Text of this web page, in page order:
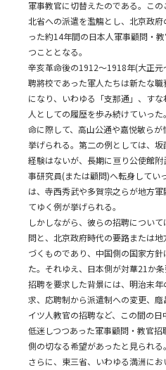
軍事教官に切替えたのである。こ
北省への派遣を濫觴とし、北京政
った約14年間の日本人軍事顧問・
つこととなる。
辛亥革命後の1912～1918年(大正
聘將校であった軍人たちは新たな
になり、いわゆる「支那通」、す
人としての履歴を歩み続けていっ
命に際して、高山公通や嘉悦敏ら
挙げられる。第二の例としては、
経験はないが、長期に亘り公使館
事研究員(または顧問)へ転身してい
は、寺西秀武や多賀宗之らが地方
てゆく例が挙げられる。
しかしながら、彼らの招聘につい
問と、北京政府時代の要路または
づくものであり、中国側の国家方
た。それゆえ、日本側が対華21か
招聘を要求した背景には、明治末
求、応聘制から派遣制への変更、
イツ人教官の招聘など、この間の日
低迷しつつあった軍事顧問・教官
側の切なる希望があったと見られる。
さらに、東三省、いわゆる満洲に